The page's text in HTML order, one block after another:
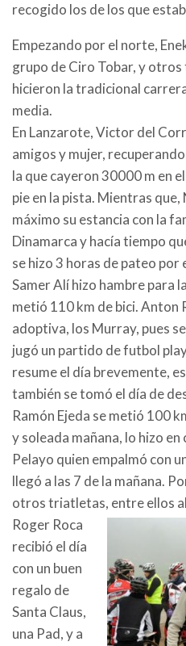
recogido los de los que
Empezando por el norte,
grupo de Ciro Tobar, y
hicieron la tradicional
media.
En Lanzarote, Victor del
amigos y mujer,
la que cayeron 30000 m en
pie en la pista. Mientras
máximo su estancia con la
Dinamarca y hacía tiempo
se hizo 3 horas de pateo por
Samer Alí hizo hambre para
metió 110 km de bici. Anton
adoptiva, los Murray, pues
jugó un partido de futbol
resume el día brevemente,
también se tomó el día de
Ramón Ejeda se metió 100
y soleada mañana, lo hizo
Pelayo quien empalmó con
llegó a las 7 de la mañana.
otros triatletas, entre ellos
Roger Roca
recibió el día
con un buen
regalo de
Santa Claus,
una Pad, y a